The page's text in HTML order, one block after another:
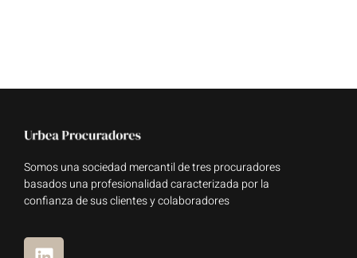
Somos una sociedad mercantil de tres procuradores
basados una profesionalidad caracterizada por la
confianza de sus clientes y colaboradores